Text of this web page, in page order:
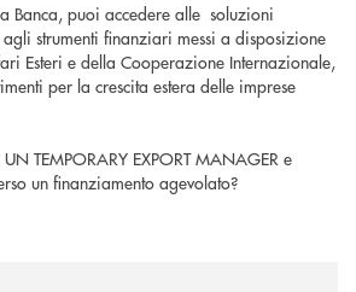
Banca, puoi accedere alle soluzioni
strumenti finanziari messi a disposizione
Esteri e della Cooperazione Internazionale,
per la crescita estera delle imprese
UN TEMPORARY EXPORT MANAGER e
un finanziamento agevolato?